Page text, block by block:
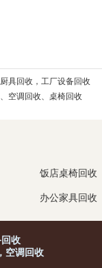
具回收，工厂设备回收
空调回收、桌椅回收
饭店桌椅回收
办公家具回收
收
空调回收